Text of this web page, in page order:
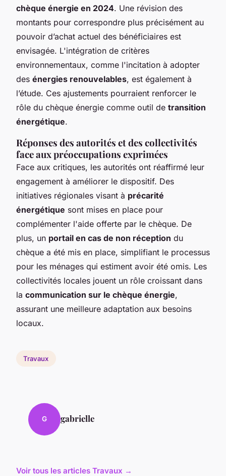
chèque énergie en 2024. Une révision des
montants pour correspondre plus précisément au
pouvoir d’achat actuel des bénéficiaires est
envisagée. L'intégration de critères
environnementaux, comme l'incitation à adopter
des énergies renouvelables, est également à
l’étude. Ces ajustements pourraient renforcer le
rôle du chèque énergie comme outil de transition
énergétique.
Réponses des autorités et des collectivités
face aux préoccupations exprimées
Face aux critiques, les autorités ont réaffirmé leur
engagement à améliorer le dispositif. Des
initiatives régionales visant à précarité
énergétique sont mises en place pour
complémenter l'aide offerte par le chèque. De
plus, un portail en cas de non réception du
chèque a été mis en place, simplifiant le processus
pour les ménages qui estiment avoir été omis. Les
collectivités locales jouent un rôle croissant dans
la communication sur le chèque énergie,
assurant une meilleure adaptation aux besoins
locaux.
Travaux
G gabrielle
Voir tous les articles Travaux →